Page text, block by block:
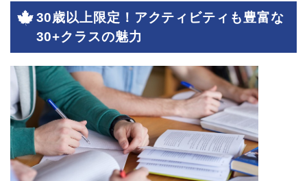
30歳以上限定！アクティビティも豊富な
30+クラスの魅力